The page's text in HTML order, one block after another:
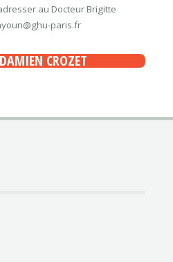
au Docteur Brigitte
paris.fr
CROZET